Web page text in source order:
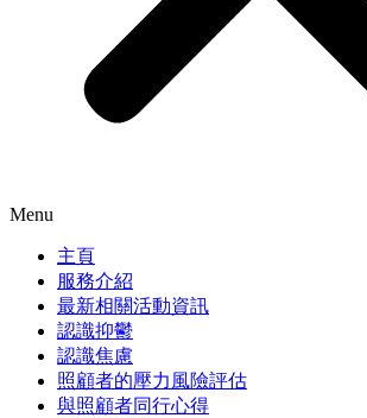
Menu
主頁
服務介紹
最新相關活動資訊
認識抑鬱
認識焦慮
照顧者的壓力風險評估
與照顧者同行心得